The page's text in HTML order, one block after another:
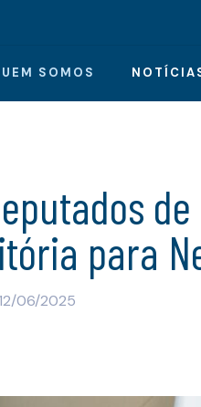
SOMOS
para
12/06/2025